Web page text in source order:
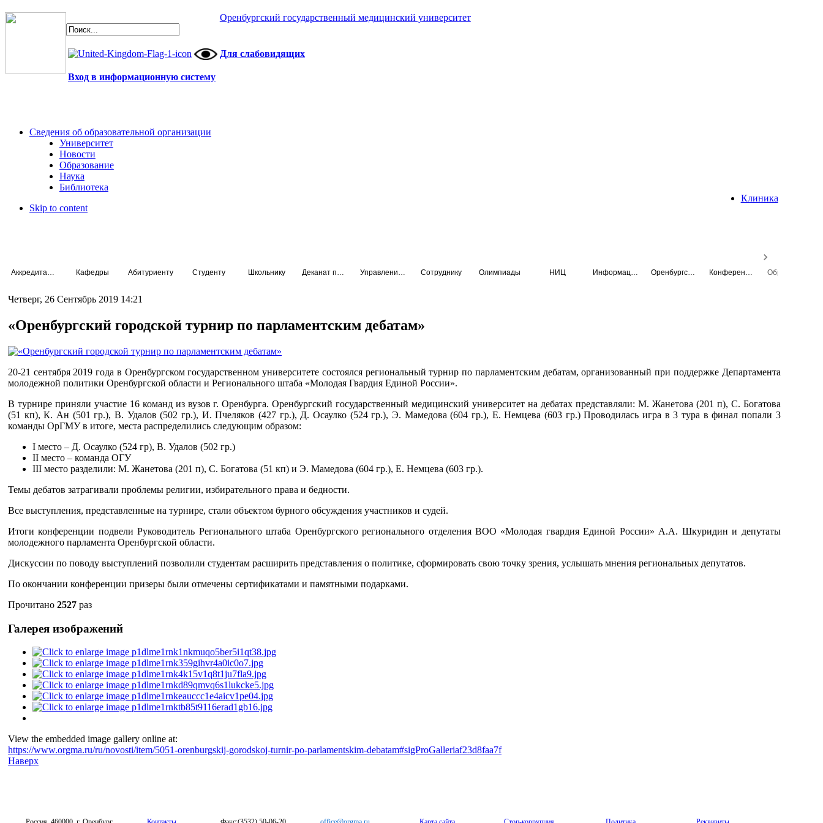
Оренбургский государственный медицинский университет
Для слабовидящих
Вход в информационную систему
Сведения об образовательной организации
Университет
Новости
Образование
Наука
Библиотека
Клиника
Skip to content
Кафедры Абитуриенту Студенту Школьнику Сотруднику Олимпиады НИЦ
Четверг, 26 Сентябрь 2019 14:21
«Оренбургский городской турнир по парламентским дебатам»
20-21 сентября 2019 года в Оренбургском государственном университете состоялся региональный турнир по парламентским дебатам, организованный при поддержке Департамента
молодежной политики Оренбургской области и Регионального штаба «Молодая Гвардия Единой России».
В турнире приняли участие 16 команд из вузов г. Оренбурга. Оренбургский государственный медицинский университет на дебатах представляли: М. Жанетова (201 п), С. Богатова
(51 кп), К. Ан (501 гр.), В. Удалов (502 гр.), И. Пчеляков (427 гр.), Д. Осаулко (524 гр.), Э. Мамедова (604 гр.), Е. Немцева (603 гр.) Проводилась игра в 3 тура в финал попали 3
команды ОрГМУ в итоге, места распределились следующим образом:
I место – Д. Осаулко (524 гр), В. Удалов (502 гр.)
II место – команда ОГУ
III место разделили: М. Жанетова (201 п), С. Богатова (51 кп) и Э. Мамедова (604 гр.), Е. Немцева (603 гр.).
Темы дебатов затрагивали проблемы религии, избирательного права и бедности.
Все выступления, представленные на турнире, стали объектом бурного обсуждения участников и судей.
Итоги конференции подвели Руководитель Регионального штаба Оренбургского регионального отделения ВОО «Молодая гвардия Единой России» А.А. Шкуридин и депутаты
молодежного парламента Оренбургской области.
Дискуссии по поводу выступлений позволили студентам расширить представления о политике, сформировать свою точку зрения, услышать мнения региональных депутатов.
По окончании конференции призеры были отмечены сертификатами и памятными подарками.
Прочитано 2527 раз
Галерея изображений
View the embedded image gallery online at:
https://www.orgma.ru/ru/novosti/item/5051-orenburgskij-gorodskoj-turnir-po-parlamentskim-debatam#sigProGalleriaf23d8faa7f
Наверх